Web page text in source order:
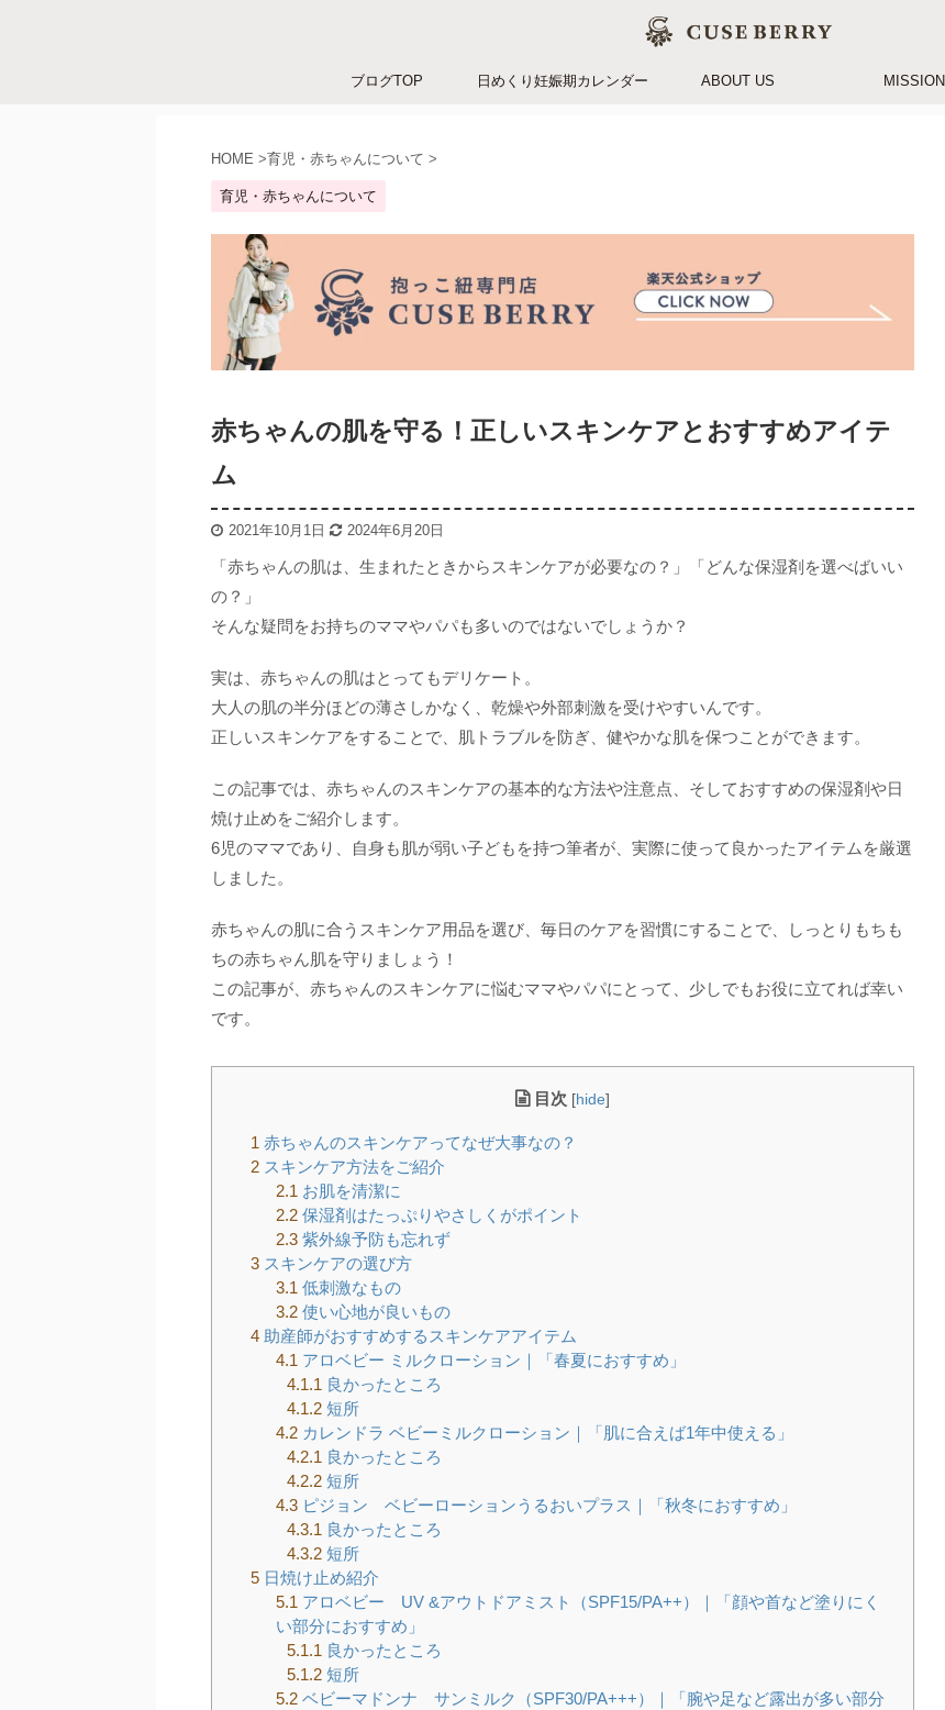
ブログTOP 日めくり妊娠期カレンダー ABOUT US MISSION
HOME >育児・赤ちゃんについて >
育児・赤ちゃんについて
赤ちゃんの肌を守る！正しいスキンケアとおすすめアイテ
ム
2021年10月1日 2024年6月20日
「赤ちゃんの肌は、生まれたときからスキンケアが必要なの？」「どんな保湿剤を選べばいい
の？」
そんな疑問をお持ちのママやパパも多いのではないでしょうか？
実は、赤ちゃんの肌はとってもデリケート。
大人の肌の半分ほどの薄さしかなく、乾燥や外部刺激を受けやすいんです。
正しいスキンケアをすることで、肌トラブルを防ぎ、健やかな肌を保つことができます。
この記事では、赤ちゃんのスキンケアの基本的な方法や注意点、そしておすすめの保湿剤や日
焼け止めをご紹介します。
6児のママであり、自身も肌が弱い子どもを持つ筆者が、実際に使って良かったアイテムを厳選
しました。
赤ちゃんの肌に合うスキンケア用品を選び、毎日のケアを習慣にすることで、しっとりもちも
ちの赤ちゃん肌を守りましょう！
この記事が、赤ちゃんのスキンケアに悩むママやパパにとって、少しでもお役に立てれば幸い
です。
目次 [hide]
1 赤ちゃんのスキンケアってなぜ大事なの？
2 スキンケア方法をご紹介
2.1お肌を清潔に
2.2保湿剤はたっぷりやさしくがポイント
2.3紫外線予防も忘れず
3 スキンケアの選び方
3.1低刺激なもの
3.2使い心地が良いもの
4 助産師がおすすめするスキンケアアイテム
4.1アロベビー ミルクローション｜「春夏におすすめ」
4.1.1 良かったところ
4.1.2 短所
4.2カレンドラ ベビーミルクローション｜「肌に合えば1年中使える」
4.2.1 良かったところ
4.2.2 短所
4.3ピジョン ベビーローションうるおいプラス｜「秋冬におすすめ」
4.3.1 良かったところ
4.3.2 短所
5 日焼け止め紹介
5.1アロベビー UV &アウトドアミスト（SPF15/PA++）｜「顔や首など塗りにく
い部分におすすめ」
5.1.1 良かったところ
5.1.2 短所
5.2ベビーマドンナ サンミルク（SPF30/PA+++）｜「腕や足など露出が多い部分